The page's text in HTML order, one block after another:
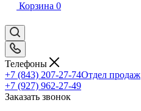
Корзина 0
Телефоны
+7 (843) 207-27-74Отдел продаж
+7 (927) 962-27-49
Заказать звонок